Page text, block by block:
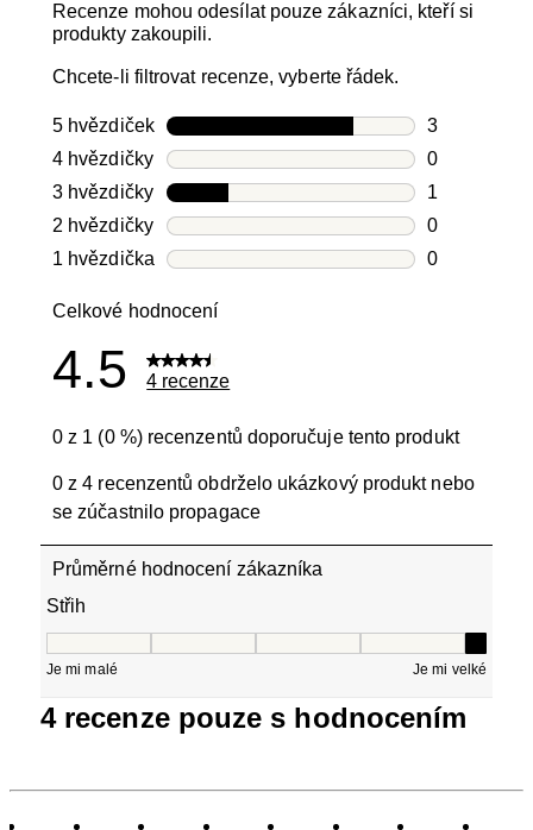
Recenze mohou odesílat pouze zákazníci, kteří si
produkty zakoupili.
Chcete-li filtrovat recenze, vyberte řádek.
5 hvězdičekhvězdičky
3
Počet
4 hvězdičkyhvězdičky
0
Počet
3 hvězdičkyhvězdičky
1
Počet
2 hvězdičkyhvězdičky
0
Počet
1 hvězdičkahvězdičky
0
Celkové hodnocení
4.5 4 recenze
0 z 1 (0 %) recenzentů doporučuje tento produkt
0 z 4 recenzentů obdrželo ukázkový produkt nebo
se zúčastnilo propagace
Průměrné hodnocení zákazníka
Střih
Je mi malé Je mi velké
ze
4 recenze pouze s hodnocením